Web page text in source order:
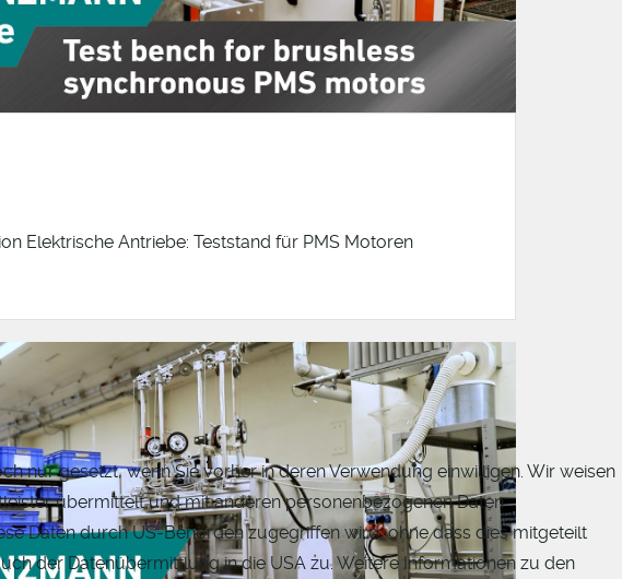
Elektrische Antriebe: Teststand für PMS Motoren
nur gesetzt, wenn Sie vorher in deren Verwendung einwilligen. Wir weisen
übermittelt und mit anderen personenbezogenen Daten
Daten durch US-Behörden zugegriffen wird, ohne dass dies mitgeteilt
der Datenübermittlung in die USA zu. Weitere Informationen zu den